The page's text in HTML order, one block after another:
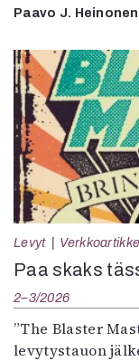
Paavo J. Heinonen
Levyt
Paa skaks
2–3/2026
”The Blaster
levytystauon